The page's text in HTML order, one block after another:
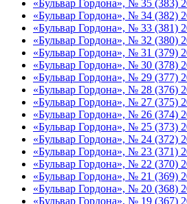
«Бульвар Гордона», № 35 (383)
«Бульвар Гордона», № 34 (382)
«Бульвар Гордона», № 33 (381)
«Бульвар Гордона», № 32 (380)
«Бульвар Гордона», № 31 (379)
«Бульвар Гордона», № 30 (378)
«Бульвар Гордона», № 29 (377)
«Бульвар Гордона», № 28 (376)
«Бульвар Гордона», № 27 (375)
«Бульвар Гордона», № 26 (374)
«Бульвар Гордона», № 25 (373)
«Бульвар Гордона», № 24 (372)
«Бульвар Гордона», № 23 (371)
«Бульвар Гордона», № 22 (370)
«Бульвар Гордона», № 21 (369)
«Бульвар Гордона», № 20 (368)
«Бульвар Гордона», № 19 (367)